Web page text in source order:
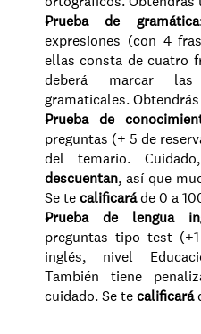
Prueba de gramática
expresiones (con 4
ellas consta de cuatro
deberá marcar
gramaticales.
Prueba de
preguntas (+ 5 de
del temario.
descuentan, así que
Se te calificará de 0 a
Prueba de lengua
preguntas tipo test
inglés, nivel
También tiene
cuidado. Se te calificará